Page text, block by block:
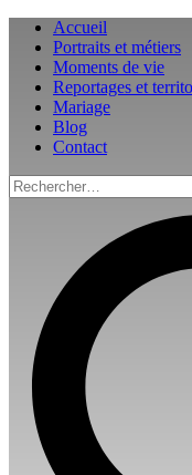
Aller
contenu
Accueil
Portraits et métiers
Moments de vie
Reportages et
Mariage
Blog
Contact
Rechercher :